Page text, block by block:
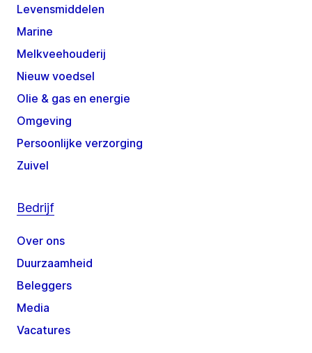
Levensmiddelen
Marine
Melkveehouderij
Nieuw voedsel
Olie & gas en energie
Omgeving
Persoonlijke verzorging
Zuivel
Bedrijf
Over ons
Duurzaamheid
Beleggers
Media
Vacatures